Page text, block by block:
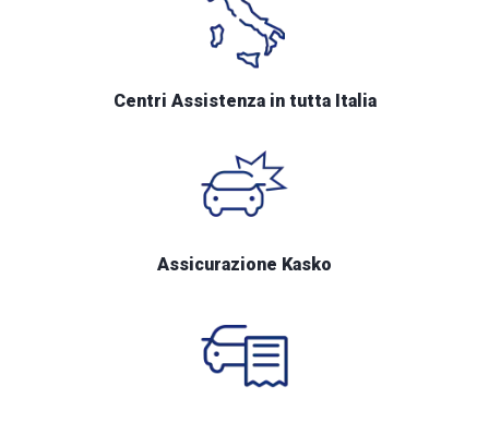
Centri Assistenza in tutta Italia
Assicurazione Kasko